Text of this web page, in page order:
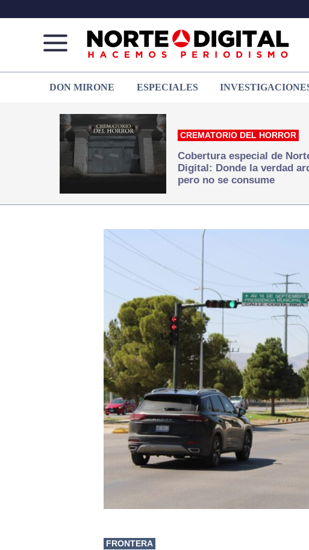
de
Juárez
que
hacemos periodismo
DON MIRONE ESPECIALES
CREMATORIO DEL HORROR
Cobertura especial de
Digital: Donde la verdad
pero no se consume
FRONTERA